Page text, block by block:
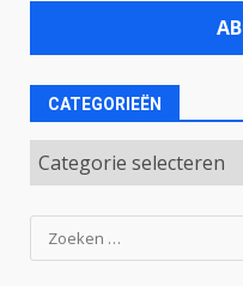
CATEGORIEËN
Categorieën
Zoeken
naar: